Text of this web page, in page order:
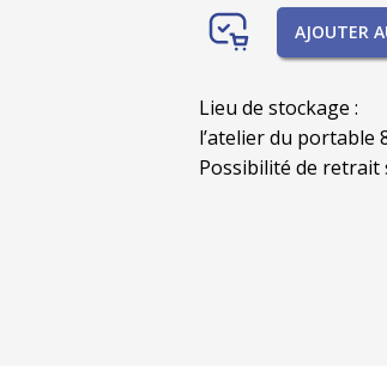
AJOUTER
Lieu de stockage :
l’atelier du portable
Possibilité de retrait